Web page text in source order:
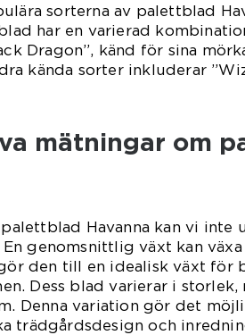
sorterna av palettblad
har en varierad
Dragon”, känd för sina
kända sorter inkluderar
mätningar om
Havanna kan vi inte
genomsnittlig växt kan
den till en idealisk växt för
Dess blad varierar i
Denna variation gör det
trädgårdsdesign och